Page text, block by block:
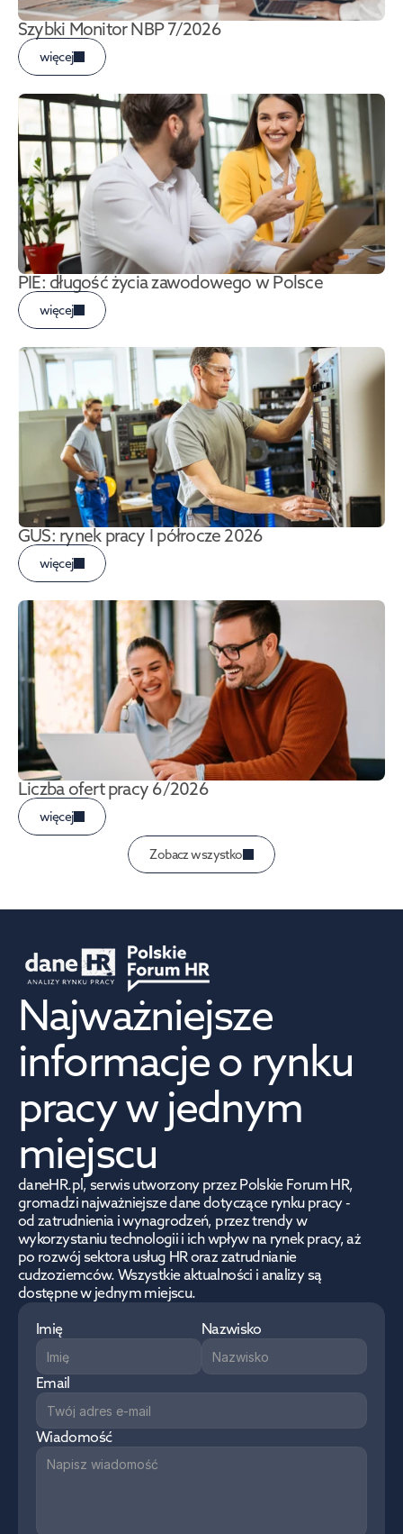
Szybki Monitor NBP 7/2026
więcej
PIE: długość życia zawodowego w Polsce
więcej
GUS: rynek pracy I półrocze 2026
więcej
Liczba ofert pracy 6/2026
więcej
Zobacz wszystko
Najważniejsze
informacje o rynku
pracy w jednym
miejscu
daneHR.pl, serwis utworzony przez Polskie Forum HR,
gromadzi najważniejsze dane dotyczące rynku pracy -
od zatrudnienia i wynagrodzeń, przez trendy w
wykorzystaniu technologii i ich wpływ na rynek pracy, aż
po rozwój sektora usług HR oraz zatrudnianie
cudzoziemców. Wszystkie aktualności i analizy są
dostępne w jednym miejscu.
Imię
Nazwisko
Email
Wiadomość